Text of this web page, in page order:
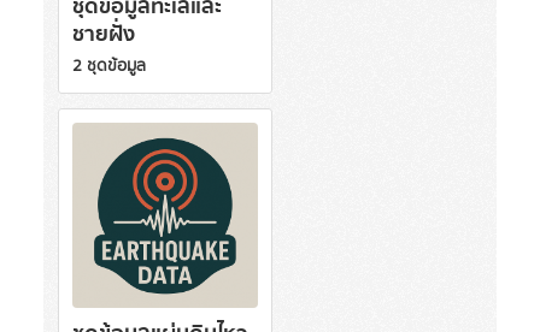
ชุดข้อมูลทะเลและ
ชายฝั่ง
2 ชุดข้อมูล